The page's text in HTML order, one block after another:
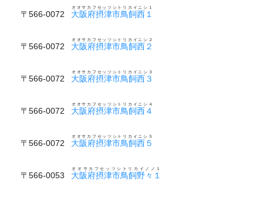
〒566-0072 大阪府摂津市鳥飼西１
オオサカフセッツシトリカイニシ１
〒566-0072 大阪府摂津市鳥飼西２
オオサカフセッツシトリカイニシ２
〒566-0072 大阪府摂津市鳥飼西３
オオサカフセッツシトリカイニシ３
〒566-0072 大阪府摂津市鳥飼西４
オオサカフセッツシトリカイニシ４
〒566-0072 大阪府摂津市鳥飼西５
オオサカフセッツシトリカイニシ５
〒566-0053 大阪府摂津市鳥飼野々１
オオサカフセッツシトリカイノノ１